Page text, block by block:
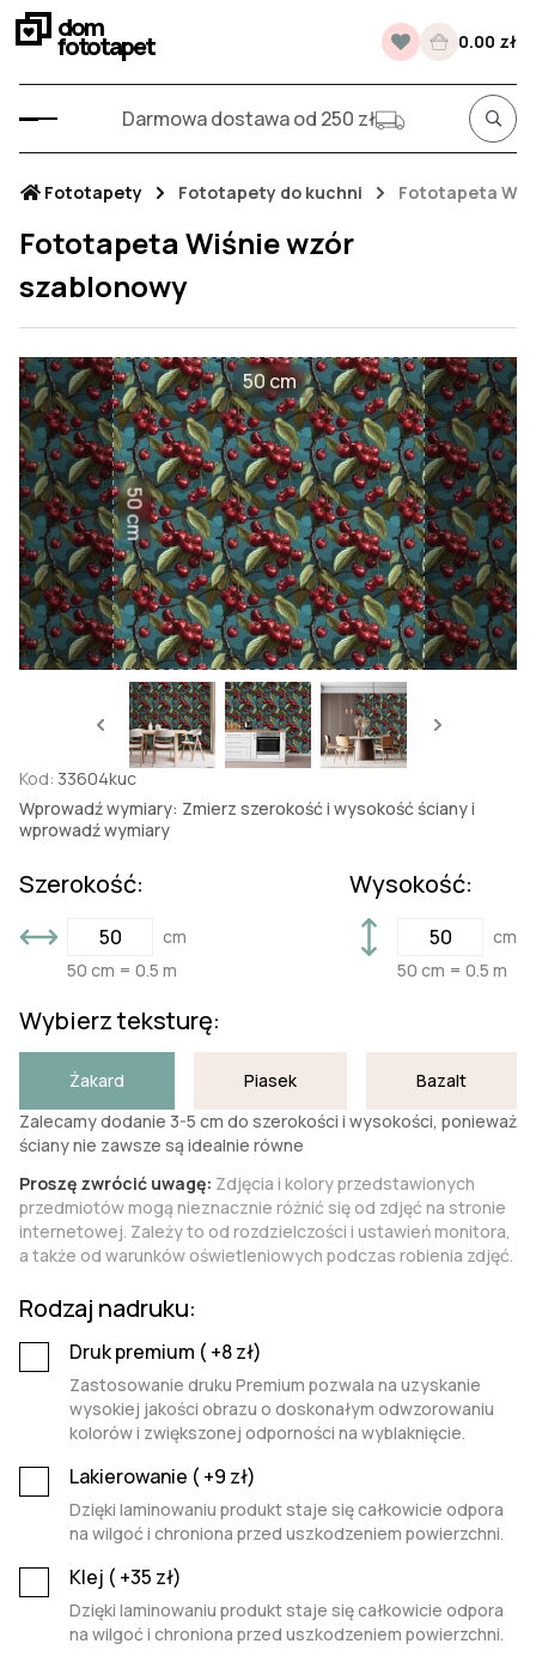
dom
fototapet 0.00 zł
Darmowa dostawa od 250 zł
Fototapety Fototapety do kuchni Fototapeta
Fototapeta Wiśnie wzór
szablonowy
50 cm
50 cm
Kod: 33604kuc
Wprowadź wymiary: Zmierz szerokość i wysokość ściany i
wprowadź wymiary
Szerokość:
cm
50 cm = 0.5 m
Wysokość:
cm
50 cm = 0.5 m
Wybierz teksturę:
Żakard Piasek
Bazalt
Zalecamy dodanie 3-5 cm do szerokości i wysokości, ponieważ
ściany nie zawsze są idealnie równe
Proszę zwrócić uwagę: Zdjęcia i kolory przedstawionych
przedmiotów mogą nieznacznie różnić się od zdjęć na stronie
internetowej. Zależy to od rozdzielczości i ustawień monitora,
a także od warunków oświetleniowych podczas robienia zdjęć.
Rodzaj nadruku:
Druk premium ( +8zł)
Zastosowanie druku Premium pozwala na uzyskanie
wysokiej jakości obrazu o doskonałym odwzorowaniu
kolorów i zwiększonej odporności na wyblaknięcie.
Lakierowanie ( +9 zł)
Dzięki laminowaniu produkt staje się całkowicie odpora
na wilgoć i chroniona przed uszkodzeniem powierzchni.
Klej ( +35 zł)
Dzięki laminowaniu produkt staje się całkowicie odpora
na wilgoć i chroniona przed uszkodzeniem powierzchni.